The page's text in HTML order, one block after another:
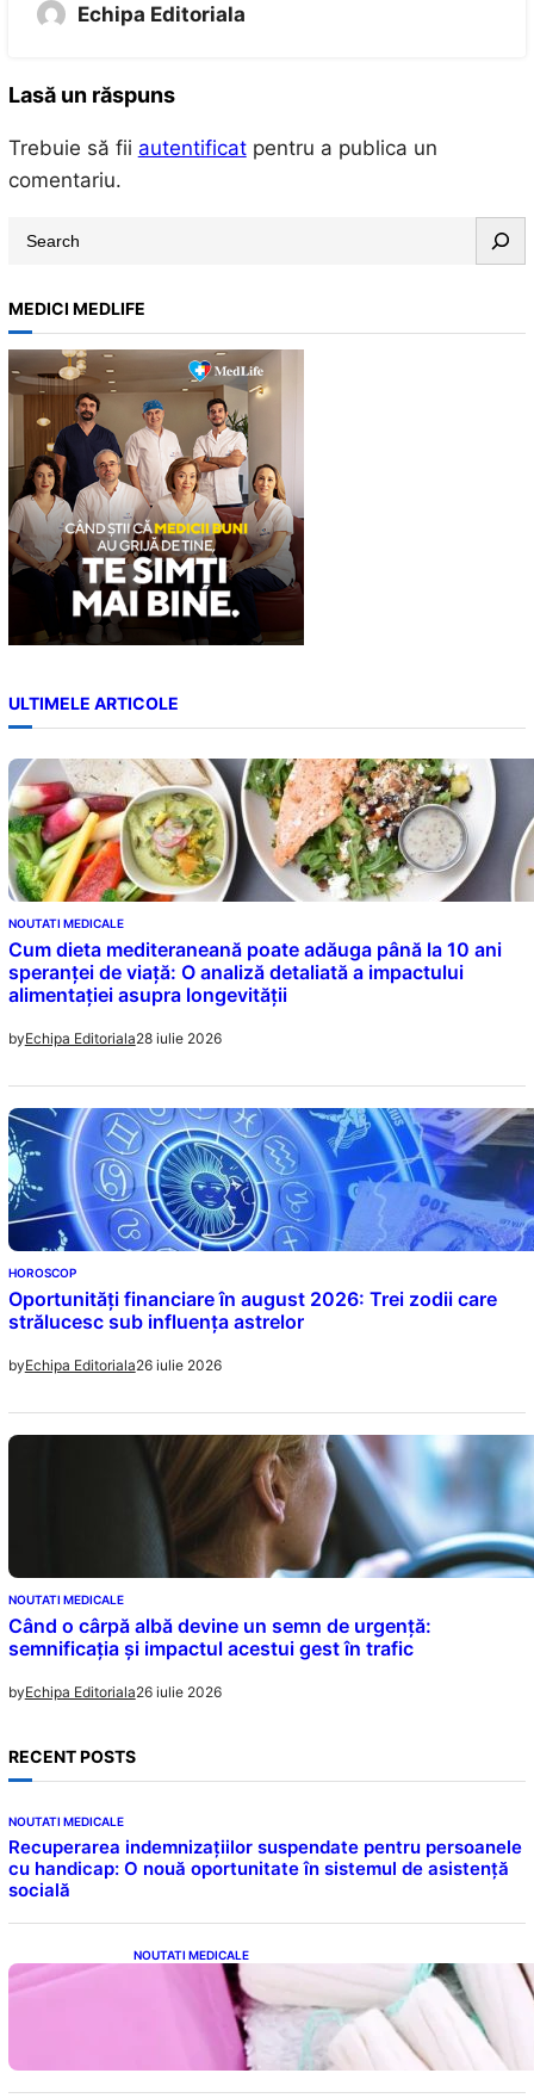
Echipa Editoriala
Lasă un răspuns
Trebuie să fii autentificatpentru a publica un
comentariu.
r
c
h
MEDICI MEDLIFE
ULTIMELE ARTICOLE
NOUTATI MEDICALE
Cum dieta mediteraneană poate adăuga până la 10 ani
speranței de viață: O analiză detaliată a impactului
alimentației asupra longevității
byEchipa Editoriala28 iulie 2026
HOROSCOP
Oportunități financiare în august 2026: Trei zodii care
strălucesc sub influența astrelor
byEchipa Editoriala26 iulie 2026
NOUTATI MEDICALE
Când o cârpă albă devine un semn de urgență:
semnificația și impactul acestui gest în trafic
byEchipa Editoriala26 iulie 2026
RECENT POSTS
NOUTATI MEDICALE
Recuperarea indemnizațiilor suspendate pentru persoanele
cu handicap: O nouă oportunitate în sistemul de asistență
socială
NOUTATI MEDICALE
Tampoanele menstruale: O analiză profundă
a riscurilor legate de metale toxice